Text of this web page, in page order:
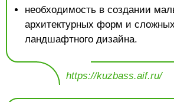
необходимость в создании
архитектурных форм и
ландшафтного дизайна.
https://kuzbass.aif.ru/